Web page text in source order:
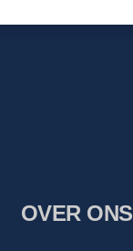
OVER ONS